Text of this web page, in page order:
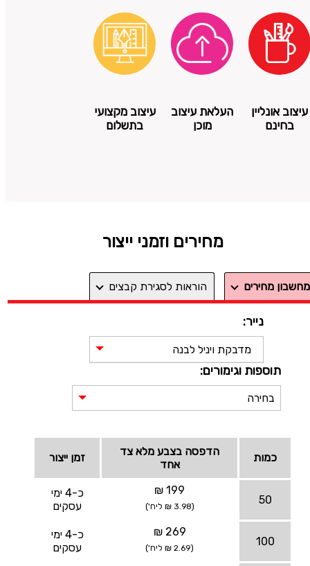
עיצוב אונליין
בחינם
העלאת עיצוב
מוכן
עיצוב מקצועי
בתשלום
מחירים וזמני ייצור
מחשבון מחירים הוראות לסגירת קבצים
נייר:
מדבקת ויניל לבנה
תוספות וגימורים:
בחירה
כמות
הדפסה בצבע מלא צד
אחד
זמן ייצור
50
199 ₪
(3.98 ₪ ליח')
כ-4 ימי
עסקים
100
269 ₪
(2.69 ₪ ליח')
כ-4 ימי
עסקים